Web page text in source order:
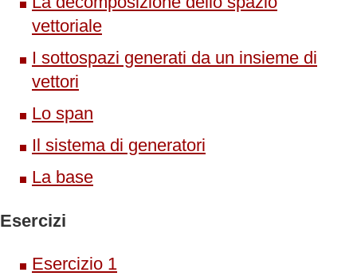
vettoriale
I sottospazi generati da un insieme di
vettori
Lo span
Il sistema di generatori
La base
Esercizi
Esercizio 1